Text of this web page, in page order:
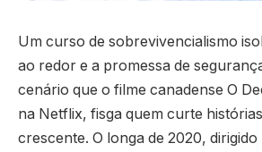
Um curso de sobrevivencialismo
ao redor e a promessa de
cenário que o filme canadense O
na Netflix, fisga quem curte
crescente. O longa de 2020,